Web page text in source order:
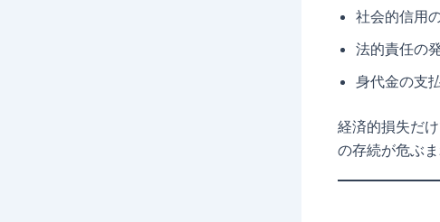
社会的信用
法的責任の
身代金の支
経済的損失だ
の存続が危ぶ